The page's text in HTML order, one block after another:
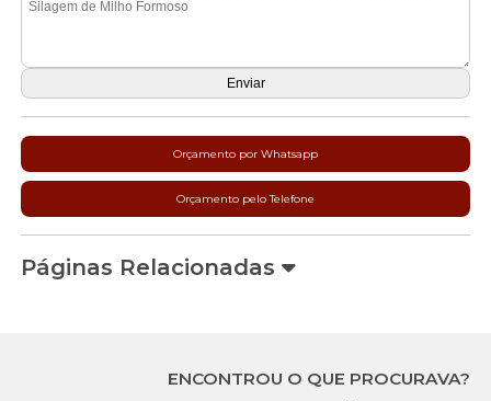
Orçamento por Whatsapp
Orçamento pelo Telefone
Páginas Relacionadas
ENCONTROU O QUE PROCURAVA?